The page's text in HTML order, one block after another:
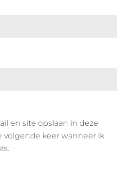
en site opslaan in deze
volgende keer wanneer ik